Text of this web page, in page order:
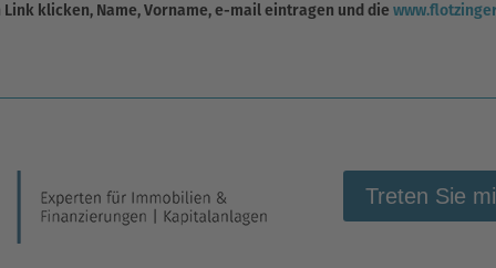
klicken, Name, Vorname, e-mail eintragen und die
Treten Sie